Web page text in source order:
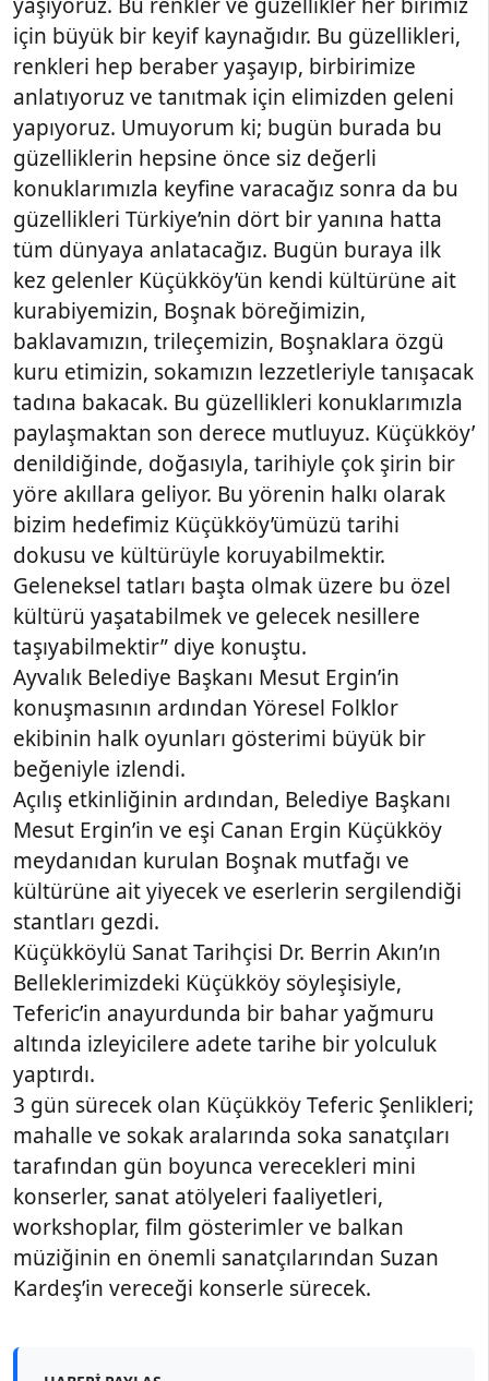
için büyük bir keyif kaynağıdır. Bu güzellikleri,
renkleri hep beraber yaşayıp, birbirimize
anlatıyoruz ve tanıtmak için elimizden geleni
yapıyoruz. Umuyorum ki; bugün burada bu
güzelliklerin hepsine önce siz değerli
konuklarımızla keyfine varacağız sonra da bu
güzellikleri Türkiye’nin dört bir yanına hatta
tüm dünyaya anlatacağız. Bugün buraya ilk
kez gelenler Küçükköy’ün kendi kültürüne ait
kurabiyemizin, Boşnak böreğimizin,
baklavamızın, trileçemizin, Boşnaklara özgü
kuru etimizin, sokamızın lezzetleriyle tanışacak
tadına bakacak. Bu güzellikleri konuklarımızla
paylaşmaktan son derece mutluyuz. Küçükköy’
denildiğinde, doğasıyla, tarihiyle çok şirin bir
yöre akıllara geliyor. Bu yörenin halkı olarak
bizim hedefimiz Küçükköy’ümüzü tarihi
dokusu ve kültürüyle koruyabilmektir.
Geleneksel tatları başta olmak üzere bu özel
kültürü yaşatabilmek ve gelecek nesillere
taşıyabilmektir” diye konuştu.
Ayvalık Belediye Başkanı Mesut Ergin’in
konuşmasının ardından Yöresel Folklor
ekibinin halk oyunları gösterimi büyük bir
beğeniyle izlendi.
Açılış etkinliğinin ardından, Belediye Başkanı
Mesut Ergin’in ve eşi Canan Ergin Küçükköy
meydanıdan kurulan Boşnak mutfağı ve
kültürüne ait yiyecek ve eserlerin sergilendiği
stantları gezdi.
Küçükköylü Sanat Tarihçisi Dr. Berrin Akın’ın
Belleklerimizdeki Küçükköy söyleşisiyle,
Teferic’in anayurdunda bir bahar yağmuru
altında izleyicilere adete tarihe bir yolculuk
yaptırdı.
3 gün sürecek olan Küçükköy Teferic Şenlikleri;
mahalle ve sokak aralarında soka sanatçıları
tarafından gün boyunca verecekleri mini
konserler, sanat atölyeleri faaliyetleri,
workshoplar, film gösterimler ve balkan
müziğinin en önemli sanatçılarından Suzan
Kardeş’in vereceği konserle sürecek.